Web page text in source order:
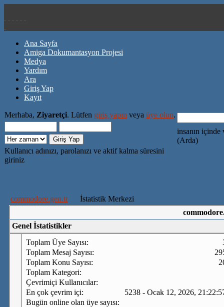
Ana Sayfa
Amiga Dokumantasyon Projesi
Medya
Yardım
Ara
Giriş Yap
Kayıt
Merhaba, Ziyaretçi. Lütfen giriş yapın veya üye olun.
Kullanıcı adınızı, parolanızı ve aktif kalma süresini
giriniz
insanın içinde
(Arda)
commodore.gen.tr
İstatistik Merkezi
Genel İstatistikler
Toplam Üye Sayısı:
Toplam Mesaj Sayısı:
Toplam Konu Sayısı:
Toplam Kategori:
Çevrimiçi Kullanıcılar:
En çok çevrim içi:
5238 - Ocak 12, 2026,
Bugün online olan üye sayısı: